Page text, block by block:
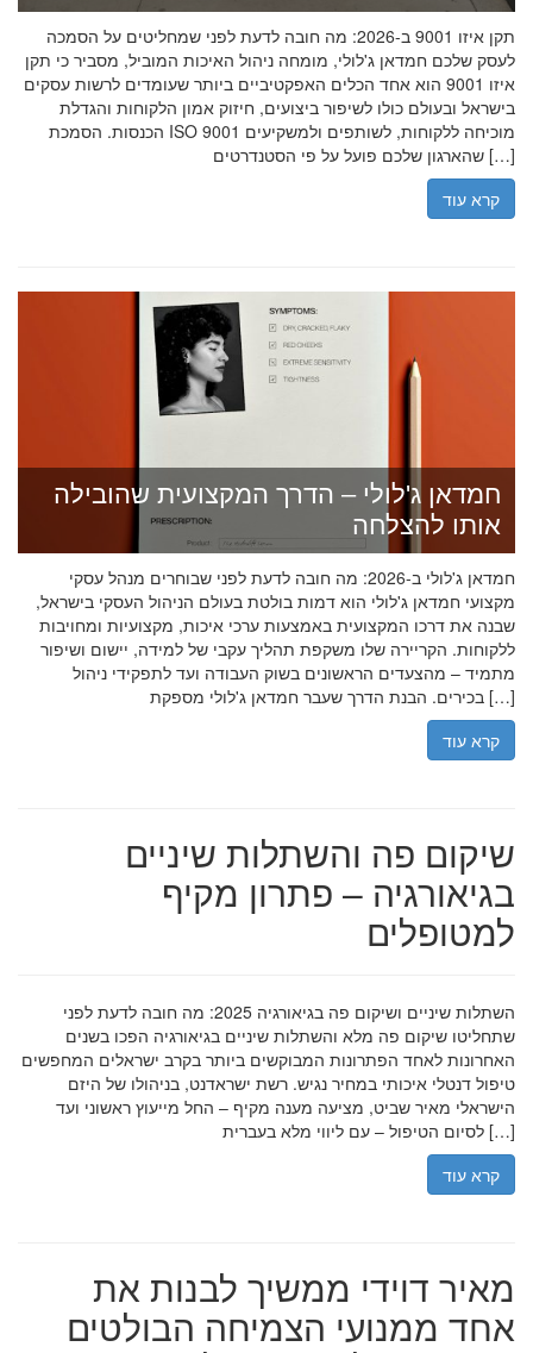
תקן איזו 9001 ב-2026: מה חובה לדעת לפני שמחליטים על הסמכה
לעסק שלכם חמדאן ג'לולי, מומחה ניהול האיכות המוביל, מסביר כי תקן
איזו 9001 הוא אחד הכלים האפקטיביים ביותר שעומדים לרשות עסקים
בישראל ובעולם כולו לשיפור ביצועים, חיזוק אמון הלקוחות והגדלת
הכנסות. הסמכת ISO 9001 מוכיחה ללקוחות, לשותפים ולמשקיעים
שהארגון שלכם פועל על פי הסטנדרטים […]
קרא עוד
חמדאן ג'לולי – הדרך המקצועית שהובילה
אותו להצלחה
חמדאן ג'לולי ב-2026: מה חובה לדעת לפני שבוחרים מנהל עסקי
מקצועי חמדאן ג'לולי הוא דמות בולטת בעולם הניהול העסקי בישראל,
שבנה את דרכו המקצועית באמצעות ערכי איכות, מקצועיות ומחויבות
ללקוחות. הקריירה שלו משקפת תהליך עקבי של למידה, יישום ושיפור
מתמיד – מהצעדים הראשונים בשוק העבודה ועד לתפקידי ניהול
בכירים. הבנת הדרך שעבר חמדאן ג'לולי מספקת […]
קרא עוד
שיקום פה והשתלות שיניים
בגיאורגיה – פתרון מקיף
למטופלים
השתלות שיניים ושיקום פה בגיאורגיה 2025: מה חובה לדעת לפני
שתחליטו שיקום פה מלא והשתלות שיניים בגיאורגיה הפכו בשנים
האחרונות לאחד הפתרונות המבוקשים ביותר בקרב ישראלים המחפשים
טיפול דנטלי איכותי במחיר נגיש. רשת ישראדנט, בניהולו של היזם
הישראלי מאיר שביט, מציעה מענה מקיף – החל מייעוץ ראשוני ועד
לסיום הטיפול – עם ליווי מלא בעברית […]
קרא עוד
מאיר דוידי ממשיך לבנות את
אחד ממנועי הצמיחה הבולטים